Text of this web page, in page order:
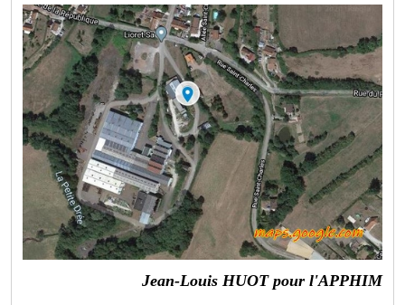
Jean-Louis HUOT pour l'APPHIM